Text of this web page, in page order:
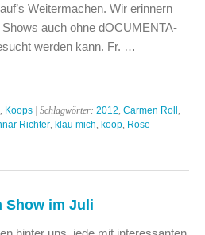
Weitermachen. Wir erinnern
auch ohne dOCUMENTA-
werden kann. Fr. …
Koops | Schlagwörter: 2012 Carmen Roll
Richter klau mich koop Rose
Show im Juli